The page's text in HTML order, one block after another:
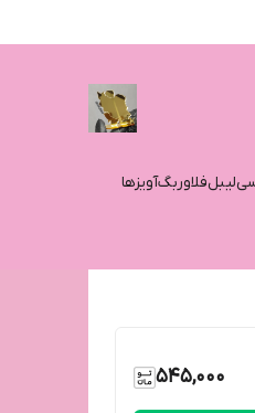
لیبلفلاوربگآویزها
545,000